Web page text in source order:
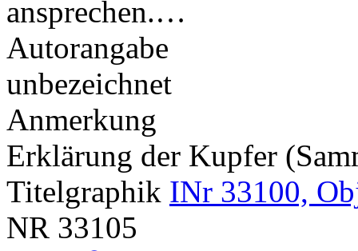
ansprechen.…
Autorangabe
unbezeichnet
Anmerkung
Erklärung der Kupfer
Titelgraphik INr 33100,
NR 33105